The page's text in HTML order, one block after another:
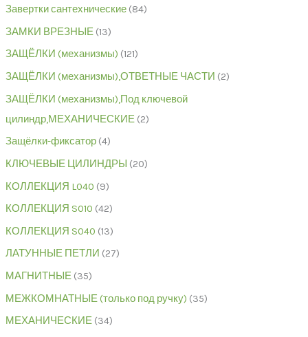
Завертки сантехнические 84
ЗАМКИ ВРЕЗНЫЕ 13
ЗАЩЁЛКИ (механизмы) 121
ЗАЩЁЛКИ (механизмы),ОТВЕТНЫЕ ЧАСТИ 2
ЗАЩЁЛКИ (механизмы),Под ключевой
цилиндр,МЕХАНИЧЕСКИЕ 2
Защёлки-фиксатор 4
КЛЮЧЕВЫЕ ЦИЛИНДРЫ
20
КОЛЛЕКЦИЯ L040 9
КОЛЛЕКЦИЯ S010 42
КОЛЛЕКЦИЯ S040 13
ЛАТУННЫЕ ПЕТЛИ 27
МАГНИТНЫЕ 35
МЕЖКОМНАТНЫЕ (только под ручку) 35
МЕХАНИЧЕСКИЕ 34